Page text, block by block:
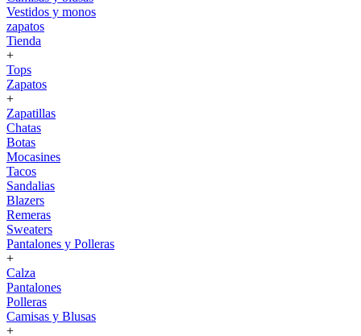
Vestidos y monos
zapatos
Tienda
+
Tops
Zapatos
+
Zapatillas
Chatas
Botas
Mocasines
Tacos
Sandalias
Blazers
Remeras
Sweaters
Pantalones y Polleras
+
Calza
Pantalones
Polleras
Camisas y Blusas
+